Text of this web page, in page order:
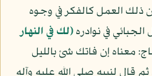
ذلك العمل كالفكر في وجوه
الجبائي في نوادره(لك في النهار
معناه إن فاتك شئ بالليل
قال لنبيه صلى الله عليه وآله